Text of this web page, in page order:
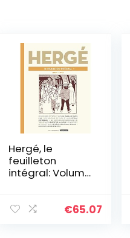
Hergé, le
feuilleton
intégral: Volume
€65.07